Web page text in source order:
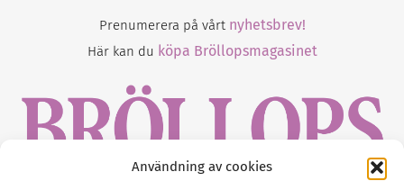
Användning av cookies
Prenumerera på vårt nyhetsbrev!
Här kan du köpa Bröllopsmagasinet